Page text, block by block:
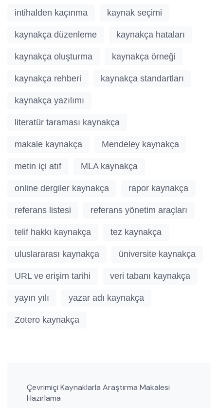
intihalden kaçınma kaynak seçimi
kaynakça düzenleme kaynakça hataları
kaynakça oluşturma kaynakça örneği
kaynakça rehberi kaynakça standartları
kaynakça yazılımı
literatür taraması kaynakça
makale kaynakça Mendeley kaynakça
metin içi atıf MLA kaynakça
online dergiler kaynakça rapor kaynakça
referans listesi referans yönetim araçları
telif hakkı kaynakça tez kaynakça
uluslararası kaynakça üniversite kaynakça
URL ve erişim tarihi veri tabanı kaynakça
yayın yılı yazar adı kaynakça
Zotero kaynakça
Navigation
Çevrimiçi Kaynaklarla Araştırma Makalesi
Hazırlama